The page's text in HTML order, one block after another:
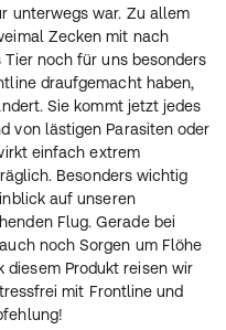
für Tier und
Haut der Katze
natürlichen Talgfilm
unsichtbarer
und Haarlinge bei
Verteilung
nach der
Danach ist
Produkte -
den Wirkstoff bei
werden so innerhalb
Gleichzeitig wird die
-larven und -puppen
unterwegs war. Zu allem
Zecken mit nach
noch für uns besonders
draufgemacht haben,
Sie kommt jetzt jedes
von lästigen Parasiten oder
einfach extrem
Besonders wichtig
auf unseren
Flug. Gerade bei
noch Sorgen um Flöhe
diesem Produkt reisen wir
mit Frontline und